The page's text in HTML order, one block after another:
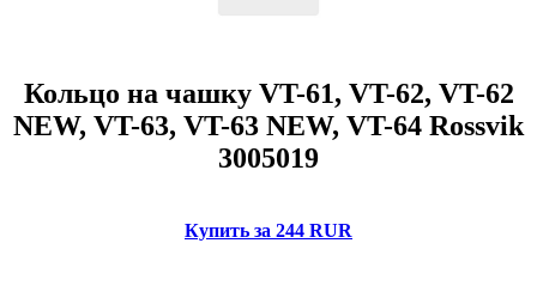
Кольцо на чашку VT-61, VT-62, VT-62
NEW, VT-63, VT-63 NEW, VT-64 Rossvik
3005019
Купить за 244 RUR